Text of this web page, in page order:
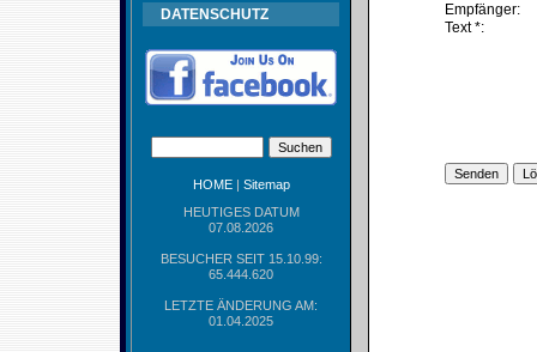
DATENSCHUTZ
HOME| Sitemap
HEUTIGES DATUM
07.08.2026
BESUCHER SEIT 15.10.99:
65.444.620
LETZTE ÄNDERUNG AM:
01.04.2025
Empfänger:
Text *: